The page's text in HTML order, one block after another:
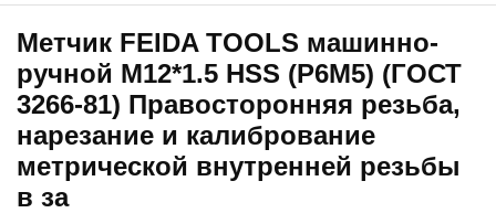
Метчик FEIDA TOOLS машинно-
ручной М12*1.5 HSS (Р6М5) (ГОСТ
3266-81) Правосторонняя резьба,
нарезание и калибрование
метрической внутренней резьбы
в за